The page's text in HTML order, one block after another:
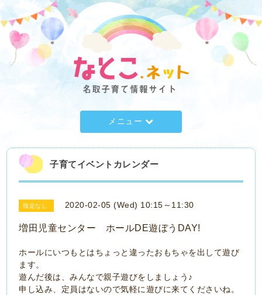
メニュー
子育てイベントカレンダー
指定なし 2020-02-05 (Wed) 10:15～11:30
増田児童センター ホールDE遊ぼうDAY!
ホールにいつもとはちょっと違ったおもちゃを出して遊び
ます。
遊んだ後は、みんなで親子遊びをしましょう♪
申し込み、定員はないので気軽に遊びに来てくださいね。